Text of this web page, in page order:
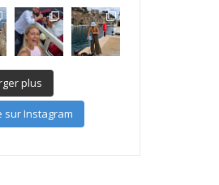
plus
sur Instagram